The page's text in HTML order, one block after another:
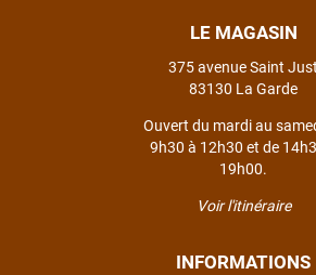
LE MAGASIN
375 avenue Saint Just
83130 La Garde
Ouvert du mardi au
9h30 à 12h30 et de
19h00.
Voir l'itinéraire
INFORMATIONS